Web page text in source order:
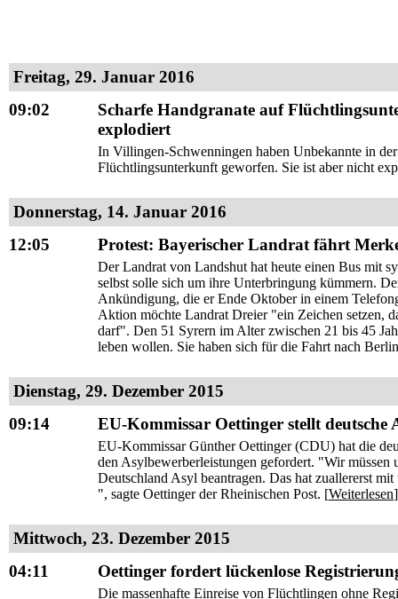
Freitag, 29. Januar 2016
09:02
Scharfe Handgranate auf
explodiert
In Villingen-Schwenningen haben Unbekannte in
Flüchtlingsunterkunft geworfen. Sie ist aber nicht
Donnerstag, 14. Januar 2016
12:05
Protest: Bayerischer Landrat fährt
Der Landrat von Landshut hat heute einen Bus mit
selbst solle sich um ihre Unterbringung kümmern.
Ankündigung, die er Ende Oktober in einem
Aktion möchte Landrat Dreier "ein Zeichen setzen,
darf". Den 51 Syrern im Alter zwischen 21 bis 45
leben wollen. Sie haben sich für die Fahrt nach
Dienstag, 29. Dezember 2015
09:14
EU-Kommissar Oettinger stellt
EU-Kommissar Günther Oettinger (CDU) hat die
den Asylbewerberleistungen gefordert. "Wir
Deutschland Asyl beantragen. Das hat zuallererst
", sagte Oettinger der Rheinischen Post. [Weiterlesen]
Mittwoch, 23. Dezember 2015
04:11
Oettinger fordert lückenlose
Die massenhafte Einreise von Flüchtlingen ohne